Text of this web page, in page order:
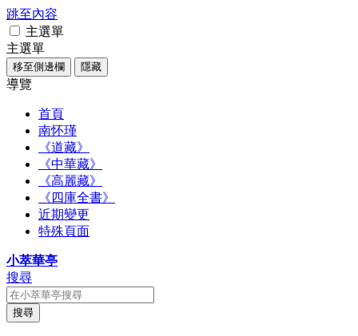
跳至內容
主選單
主選單
移至側邊欄 隱藏
導覽
首頁
南怀瑾
《道藏》
《中華藏》
《高麗藏》
《四庫全書》
近期變更
特殊頁面
小萃華亭
搜尋
搜尋